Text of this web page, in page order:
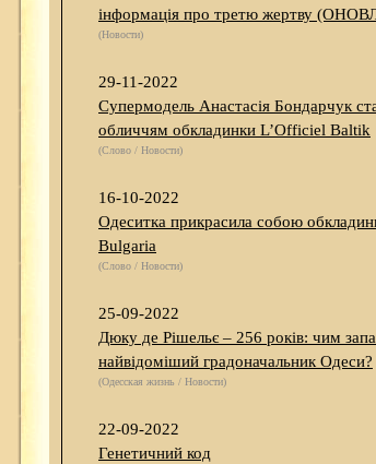
інформація про третю жертву
(Новости)
29-11-2022
Супермодель Анастасія Бондарчук
обличчям обкладинки L’Officiel Baltik
(Слово / Новости)
16-10-2022
Одеситка прикрасила собою
Bulgaria
(Слово / Новости)
25-09-2022
Дюку де Рішельє – 256 років: чим
найвідоміший градоначальник Одеси?
(Одесская жизнь / Новости)
22-09-2022
Генетичний код